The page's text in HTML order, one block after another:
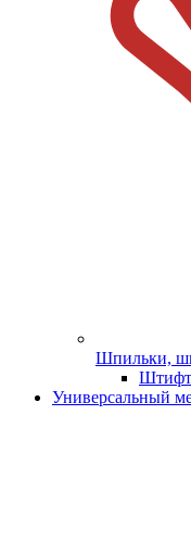
Шпильки,
Штифт
Универсальный